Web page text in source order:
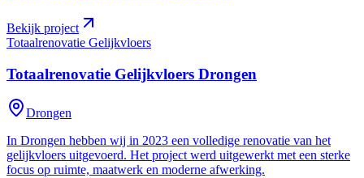
Bekijk project
Totaalrenovatie Gelijkvloers
Totaalrenovatie Gelijkvloers Drongen
Drongen
In Drongen hebben wij in 2023 een volledige renovatie van het
gelijkvloers uitgevoerd. Het project werd uitgewerkt met een sterke
focus op ruimte, maatwerk en moderne afwerking.